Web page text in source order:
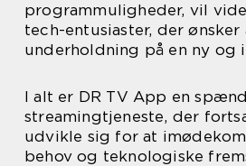
programmuligheder, vil
tech-entusiaster, der ønsker
underholdning på en ny og
I alt er DR TV App en
streamingtjeneste, der
udvikle sig for at
behov og teknologiske